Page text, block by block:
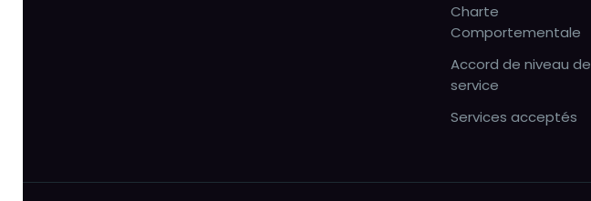
Charte
Comportementale
Accord de niveau de
service
Services acceptés